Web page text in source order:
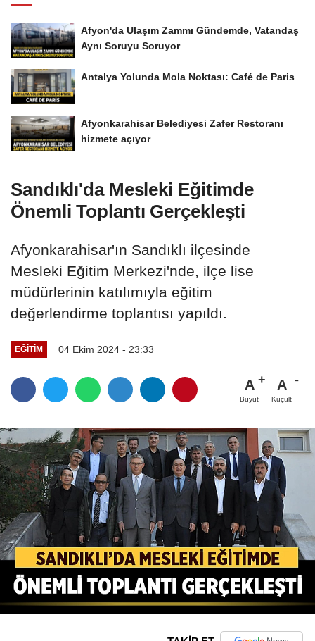
Afyon'da Ulaşım Zammı Gündemde, Vatandaş
Aynı Soruyu Soruyor
Antalya Yolunda Mola Noktası: Café de Paris
Afyonkarahisar Belediyesi Zafer Restoranı
hizmete açıyor
Sandıklı'da Mesleki Eğitimde
Önemli Toplantı Gerçekleşti
Afyonkarahisar'ın Sandıklı ilçesinde
Mesleki Eğitim Merkezi'nde, ilçe lise
müdürlerinin katılımıyla eğitim
değerlendirme toplantısı yapıldı.
EĞITIM 04 Ekim 2024 - 23:33
A
Büyüt
A
Küçült